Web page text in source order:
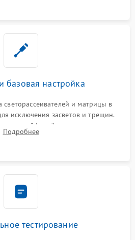
базовая настройка
светорассеивателей и матрицы в
исключения засветов и трещин.
шлейфов. Закрытие корпуса.
программного обеспечения.
Подробнее
тестирование